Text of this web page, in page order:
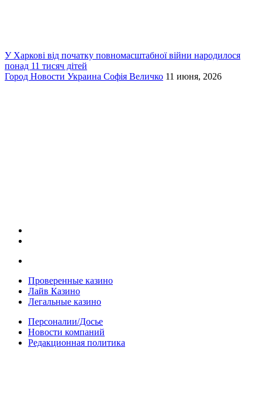
У Харкові від початку повномасштабної війни народилося
понад 11 тисяч дітей
Город Новости Украина Софія Величко 11 июня, 2026
Проверенные казино
Лайв Казино
Легальные казино
Персоналии/Досье
Новости компаний
Редакционная политика